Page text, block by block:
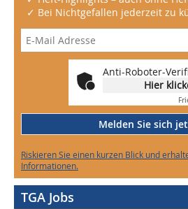
✓ Bei Nichtgefallen jederzeit zu
Anti-Roboter-
Hier
Melden Sie sich
Riskieren Sie einen kurzen Blick und
Informationen.
TGA Jobs